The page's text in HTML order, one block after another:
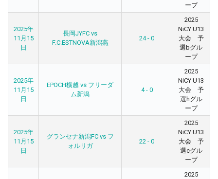
ープ
2025年
11月15
日
長岡JYFC vs
F.C.ESTNOVA新潟燕
24 - 0
2025
NiCY U13
大会 予
選bグル
ープ
2025年
11月15
日
EPOCH横越 vs フリーダ
ム新潟
4 - 0
2025
NiCY U13
大会 予
選hグル
ープ
2025年
11月15
日
グランセナ新潟FC vs フ
ォルリガ
22 - 0
2025
NiCY U13
大会 予
選cグル
ープ
2025